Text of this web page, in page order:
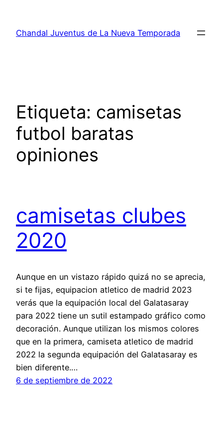
contenido
Chandal Juventus de La Nueva Temporada
Etiqueta: camisetas
futbol baratas
opiniones
camisetas clubes
2020
Aunque en un vistazo rápido quizá no se aprecia,
si te fijas, equipacion atletico de madrid 2023
verás que la equipación local del Galatasaray
para 2022 tiene un sutil estampado gráfico como
decoración. Aunque utilizan los mismos colores
que en la primera, camiseta atletico de madrid
2022 la segunda equipación del Galatasaray es
bien diferente.…
6 de septiembre de 2022